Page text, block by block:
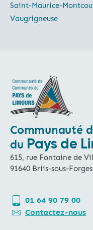
Saint-Maurice-
Vaugrigneuse
Communauté
du Pays de
615, rue Fontaine de
91640 Briis-sous-Forges
01 64 90 79 00
Contactez-nous